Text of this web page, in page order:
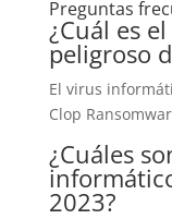
Preguntas
¿Cuál es
peligroso
El virus
Clop
¿Cuáles
2023?